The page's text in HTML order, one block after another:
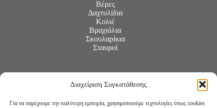
Διαχείριση Συγκατάθεσης
Για να παρέχουμε την καλύτερη εμπειρία, χρησιμοποιούμε τεχνολογίες όπως cookies
Βέρες
Δαχτυλίδια
Κολιέ
Βραχιόλια
Σκουλαρίκια
Σταυροί